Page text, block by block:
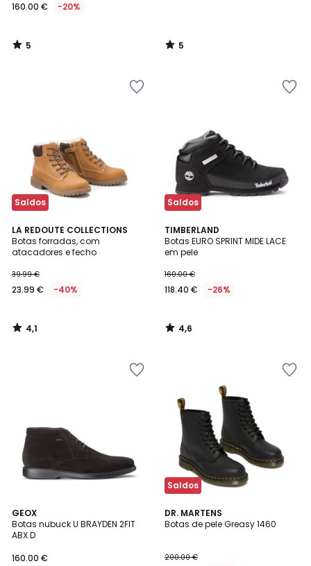
160.00 € -20%
5
/
5
/
Saldos
LA REDOUTE COLLECTIONS
Botas forradas, com
atacadores e fecho
39.99 €
23.99 € -40%
4,1
/ 5
4,1
/
Saldos
TIMBERLAND
Botas EURO SPRINT MIDE LACE
em pele
160.00 €
118.40 € -26%
4,6
/ 5
4,6
/
GEOX
Botas nubuck U BRAYDEN 2FIT
ABX D
160.00 €
4,9
/ 5
Saldos
DR. MARTENS
Botas de pele Greasy 1460
200.00 €
4,7
/ 5